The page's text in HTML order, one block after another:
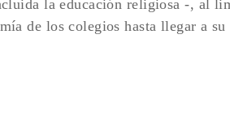
la educación religiosa -, al
de los colegios hasta llegar a su